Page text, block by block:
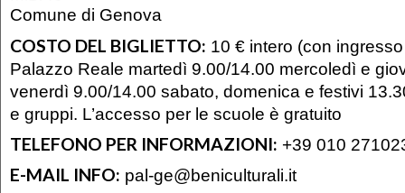
Comune di Genova
COSTO DEL BIGLIETTO: 10 € intero (con
Palazzo Reale martedì 9.00/14.00 mercoledì e
venerdì 9.00/14.00 sabato, domenica e festivi
e gruppi. L’accesso per le scuole è gratuito
TELEFONO PER INFORMAZIONI: +39 010
E-MAIL INFO: pal-ge@beniculturali.it